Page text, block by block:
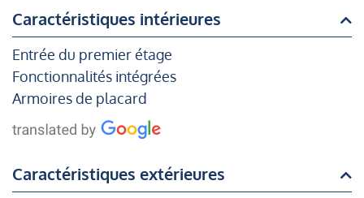
Caractéristiques intérieures
Entrée du premier étage
Fonctionnalités intégrées
Armoires de placard
Caractéristiques extérieures